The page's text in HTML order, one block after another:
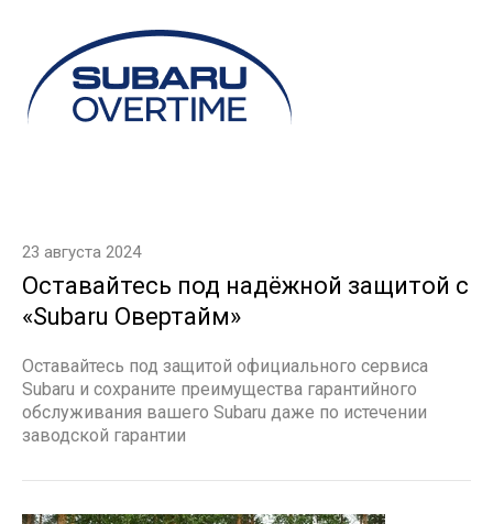
23 августа 2024
Оставайтесь под надёжной защитой с
«Subaru Овертайм»
Оставайтесь под защитой официального сервиса
Subaru и сохраните преимущества гарантийного
обслуживания вашего Subaru даже по истечении
заводской гарантии